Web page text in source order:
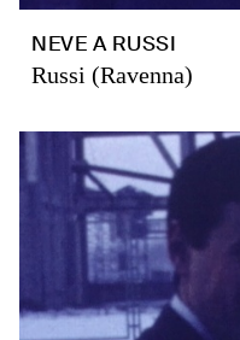
NEVE A RUSSI
Russi (Ravenna)